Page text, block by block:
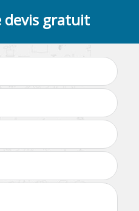
devis gratuit